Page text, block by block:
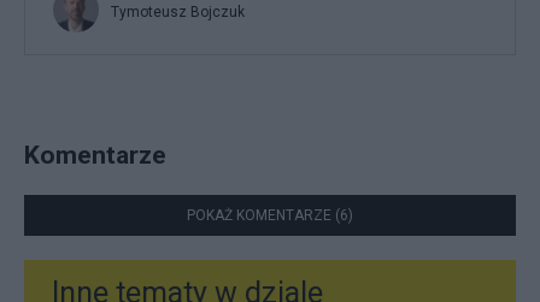
Tymoteusz Bojczuk
Komentarze
POKAŻ KOMENTARZE (6)
Inne tematy w dziale